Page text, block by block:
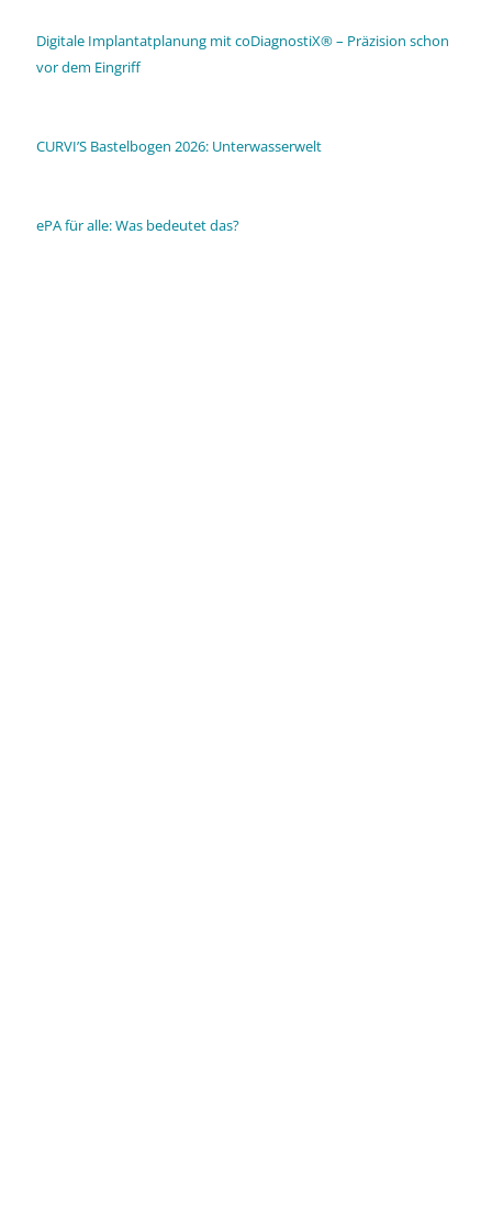
Digitale Implantatplanung mit coDiagnostiX® – Präzision schon
vor dem Eingriff
CURVI’S Bastelbogen 2026: Unterwasserwelt
ePA für alle: Was bedeutet das?